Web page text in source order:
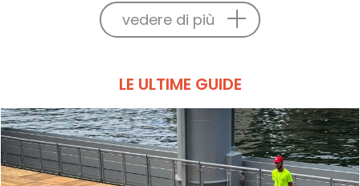
vedere di più
LE ULTIME GUIDE